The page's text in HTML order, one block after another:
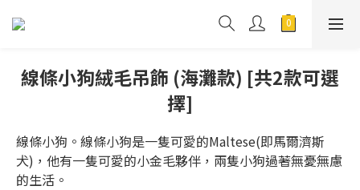
線條小狗絨毛吊飾 (海灘款) [共2款可選
擇]
線條小狗。線條小狗是一隻可愛的Maltese(即馬爾濟斯
犬)，他有一隻可愛的小金毛夥伴，兩隻小狗過著無憂無慮
的生活。